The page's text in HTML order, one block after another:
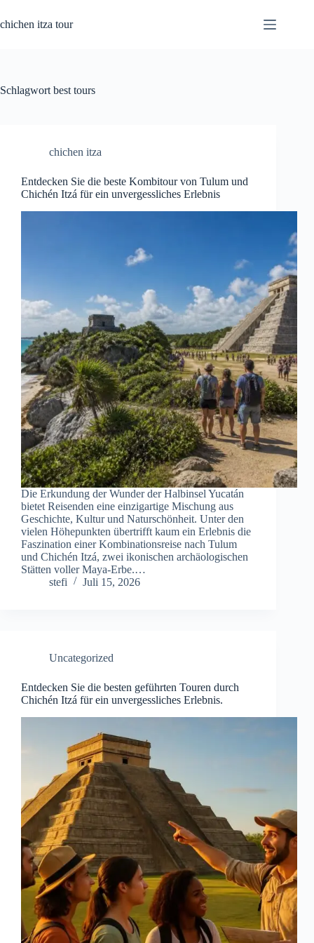
Inhalt
springen
chichen itza tour
Schlagwort best tours
chichen itza
Entdecken Sie die beste Kombitour von Tulum und
Chichén Itzá für ein unvergessliches Erlebnis
Die Erkundung der Wunder der Halbinsel Yucatán
bietet Reisenden eine einzigartige Mischung aus
Geschichte, Kultur und Naturschönheit. Unter den
vielen Höhepunkten übertrifft kaum ein Erlebnis die
Faszination einer Kombinationsreise nach Tulum
und Chichén Itzá, zwei ikonischen archäologischen
Stätten voller Maya-Erbe.…
stefi
Juli 15, 2026
Uncategorized
Entdecken Sie die besten geführten Touren durch
Chichén Itzá für ein unvergessliches Erlebnis.